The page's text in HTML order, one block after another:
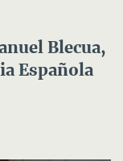
Blecua,
Española